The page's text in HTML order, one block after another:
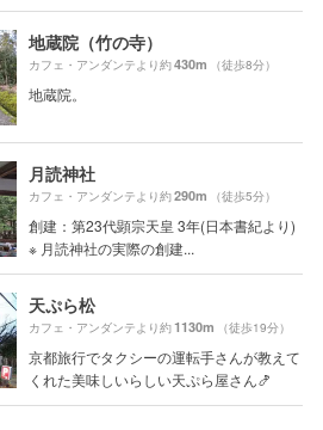
地蔵院（竹の寺）
カフェ・アンダンテより約430m （徒歩8分）
地蔵院。
月読神社
カフェ・アンダンテより約290m （徒歩5分）
創建：第23代顕宗天皇 3年(日本書紀より)
※ 月読神社の実際の創建...
天ぷら松
カフェ・アンダンテより約1130m （徒歩19分）
京都旅行でタクシーの運転手さんが教えて
くれた美味しいらしい天ぷら屋さん🍤